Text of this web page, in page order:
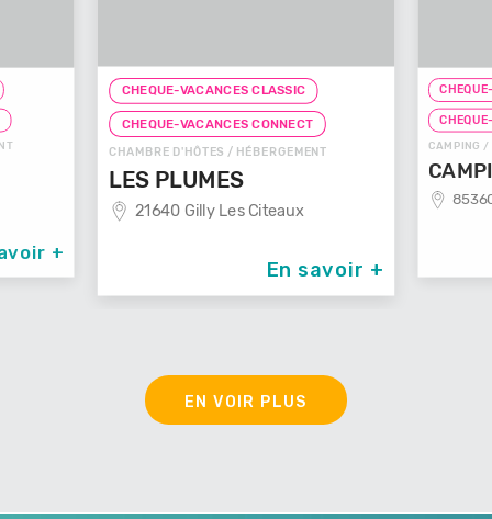
+
CHEQUE-VACANCES CLASSIC
CHEQUE-VACANCES CONNECT
CHAMBRE D'HÔTES / HÉBERGEMENT
LES PLUMES
21640 Gilly Les Citeaux
En savoir +
CAMPING /
EN VOIR PLUS